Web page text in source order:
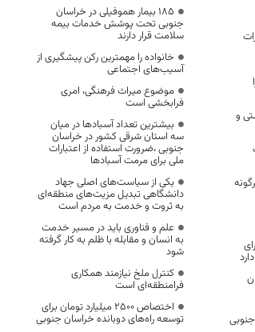
و
۱۸۵ بیمار هموفیلی در خراسان
جنوبی تحت پوشش خدمات بیمه
سلامت قرار دارند
خانواده را مهمترین رکن پیشگیری از
آسیب‌های اجتماعی
موضوع میراث فرهنگی، امری
فرابخشی است
بیشترین تعداد آسبادها در میان
سه استان شرقی کشور در خراسان
جنوبی ،ضرورت استفاده از اعتبارات
ملی برای مرمت آسبادها
یکی از سیاست‌های اصلی جهاد
دانشگاهی تبدیل مزیت‌های منطقه‌ای
به ثروت و خدمت به مردم است
علم و فناوری باید در مسیر خدمت
به انسان و مقابله با ظلم به کار گرفته
شود
کنترل ملخ نیازمند همکاری
فرامنطقه‌ای است
اختصاص 2500 میلیارد تومان برای
توسعه راه‌های دوبانده خراسان جنوبی